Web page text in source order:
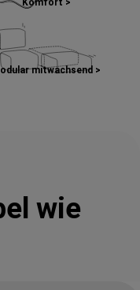
Komfort >
mitwachsend >
wie